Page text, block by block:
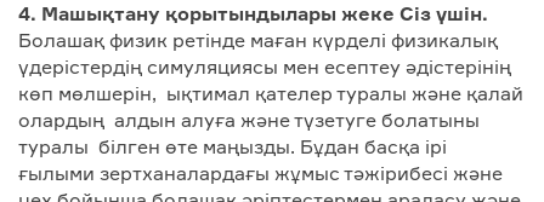
4. Машықтану қорытындылары жеке Сіз үшін.
Болашақ физик ретінде маған күрделі физикалық
үдерістердің симуляциясы мен есептеу әдістерінің
көп мөлшерін, ықтимал қателер туралы және қалай
олардың алдын алуға және түзетуге болатыны
туралы білген өте маңызды. Бұдан басқа ірі
ғылыми зертханалардағы жұмыс тәжірибесі және